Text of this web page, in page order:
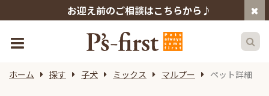
お迎え前のご相談はこちらから♪
ホーム 探す 子犬 ミックス マルプー ペット詳細